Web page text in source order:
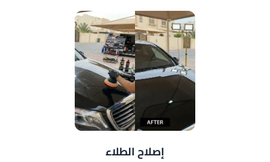
إصلاح الطلاء